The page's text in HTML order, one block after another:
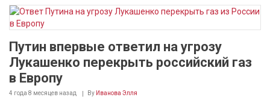
Путин впервые ответил на угрозу
Лукашенко перекрыть российский газ
в Европу
4 года 8 месяцев назад By Иванова Элля